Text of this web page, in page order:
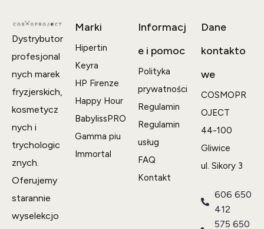
Dystrybutor
profesjonal
nych marek
fryzjerskich,
kosmetycz
nych i
trychologic
znych.
Oferujemy
starannie
wyselekcjo
Marki
Hipertin
Keyra
HP Firenze
Happy Hour
BabylissPRO
Gamma piu
Immortal
Informacj
e i pomoc
Polityka
prywatności
Regulamin
Regulamin
usług
FAQ
Kontakt
Dane
kontakto
we
COSMOPR
OJECT
44-100
Gliwice
ul. Sikory 3
606 650
412
575 650